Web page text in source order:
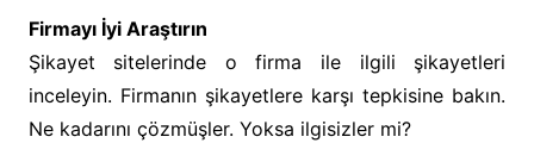
Firmayı İyi Araştırın
Şikayet sitelerinde o firma ile ilgili şikayetleri
inceleyin. Firmanın şikayetlere karşı tepkisine bakın.
Ne kadarını çözmüşler. Yoksa ilgisizler mi?